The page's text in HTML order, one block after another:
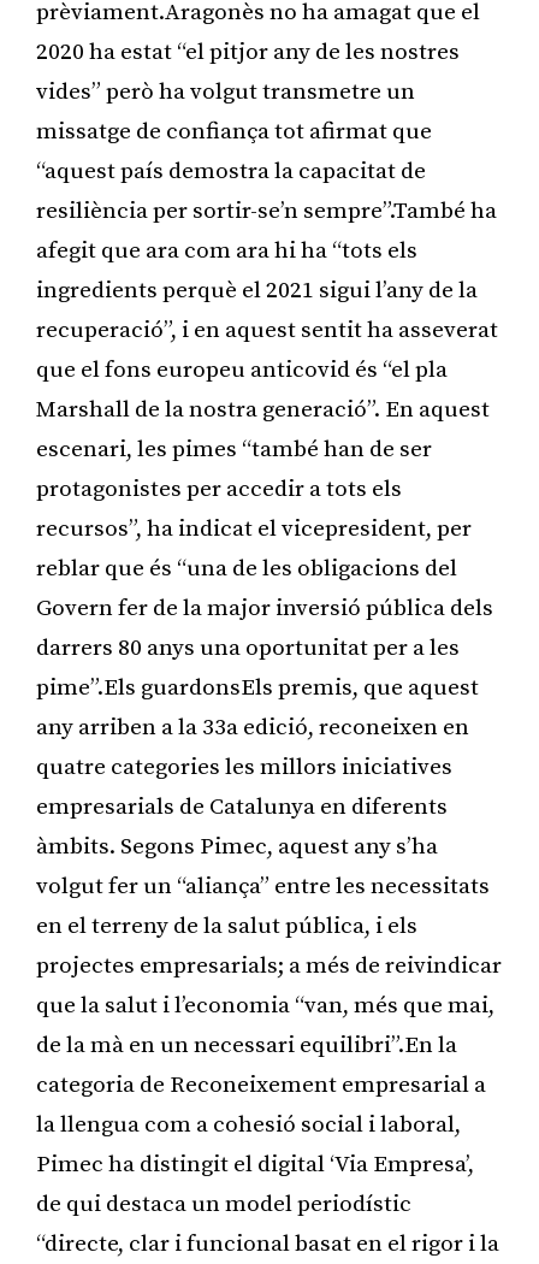
prèviament.Aragonès no ha amagat que el
2020 ha estat “el pitjor any de les nostres
vides” però ha volgut transmetre un
missatge de confiança tot afirmat que
“aquest país demostra la capacitat de
resiliència per sortir-se’n sempre”.També ha
afegit que ara com ara hi ha “tots els
ingredients perquè el 2021 sigui l’any de la
recuperació”, i en aquest sentit ha asseverat
que el fons europeu anticovid és “el pla
Marshall de la nostra generació”. En aquest
escenari, les pimes “també han de ser
protagonistes per accedir a tots els
recursos”, ha indicat el vicepresident, per
reblar que és “una de les obligacions del
Govern fer de la major inversió pública dels
darrers 80 anys una oportunitat per a les
pime”.Els guardonsEls premis, que aquest
any arriben a la 33a edició, reconeixen en
quatre categories les millors iniciatives
empresarials de Catalunya en diferents
àmbits. Segons Pimec, aquest any s’ha
volgut fer un “aliança” entre les necessitats
en el terreny de la salut pública, i els
projectes empresarials; a més de reivindicar
que la salut i l’economia “van, més que mai,
de la mà en un necessari equilibri”.En la
categoria de Reconeixement empresarial a
la llengua com a cohesió social i laboral,
Pimec ha distingit el digital ‘Via Empresa’,
de qui destaca un model periodístic
“directe, clar i funcional basat en el rigor i la